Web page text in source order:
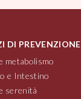
DI PREVENZIONE
metabolismo
e Intestino
serenità